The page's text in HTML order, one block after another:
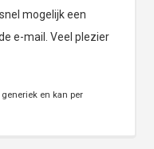
mogelijk een
e-mail. Veel plezier
generiek en kan per